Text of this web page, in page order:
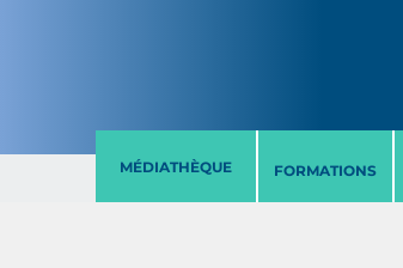
MÉDIATHÈQUE FORMATIONS